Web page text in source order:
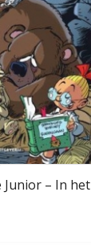
Junior – In het